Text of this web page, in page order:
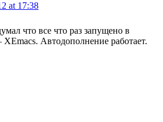
at 17:38
что все что раз запущено в
Автодополнение работает.